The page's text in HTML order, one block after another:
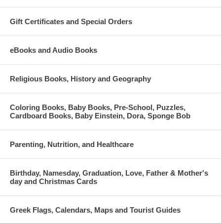
Gift Certificates and Special Orders
eBooks and Audio Books
Religious Books, History and Geography
Coloring Books, Baby Books, Pre-School, Puzzles,
Cardboard Books, Baby Einstein, Dora, Sponge Bob
Parenting, Nutrition, and Healthcare
Birthday, Namesday, Graduation, Love, Father & Mother's
day and Christmas Cards
Greek Flags, Calendars, Maps and Tourist Guides